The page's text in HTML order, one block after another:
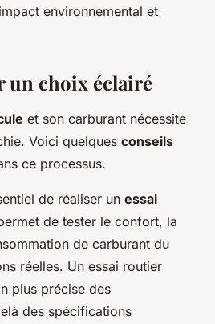
environnemental et
un choix éclairé
et son carburant nécessite
Voici quelques conseils
ce processus.
de réaliser un essai
de tester le confort, la
de carburant du
réelles. Un essai routier
plus précise des
des spécifications